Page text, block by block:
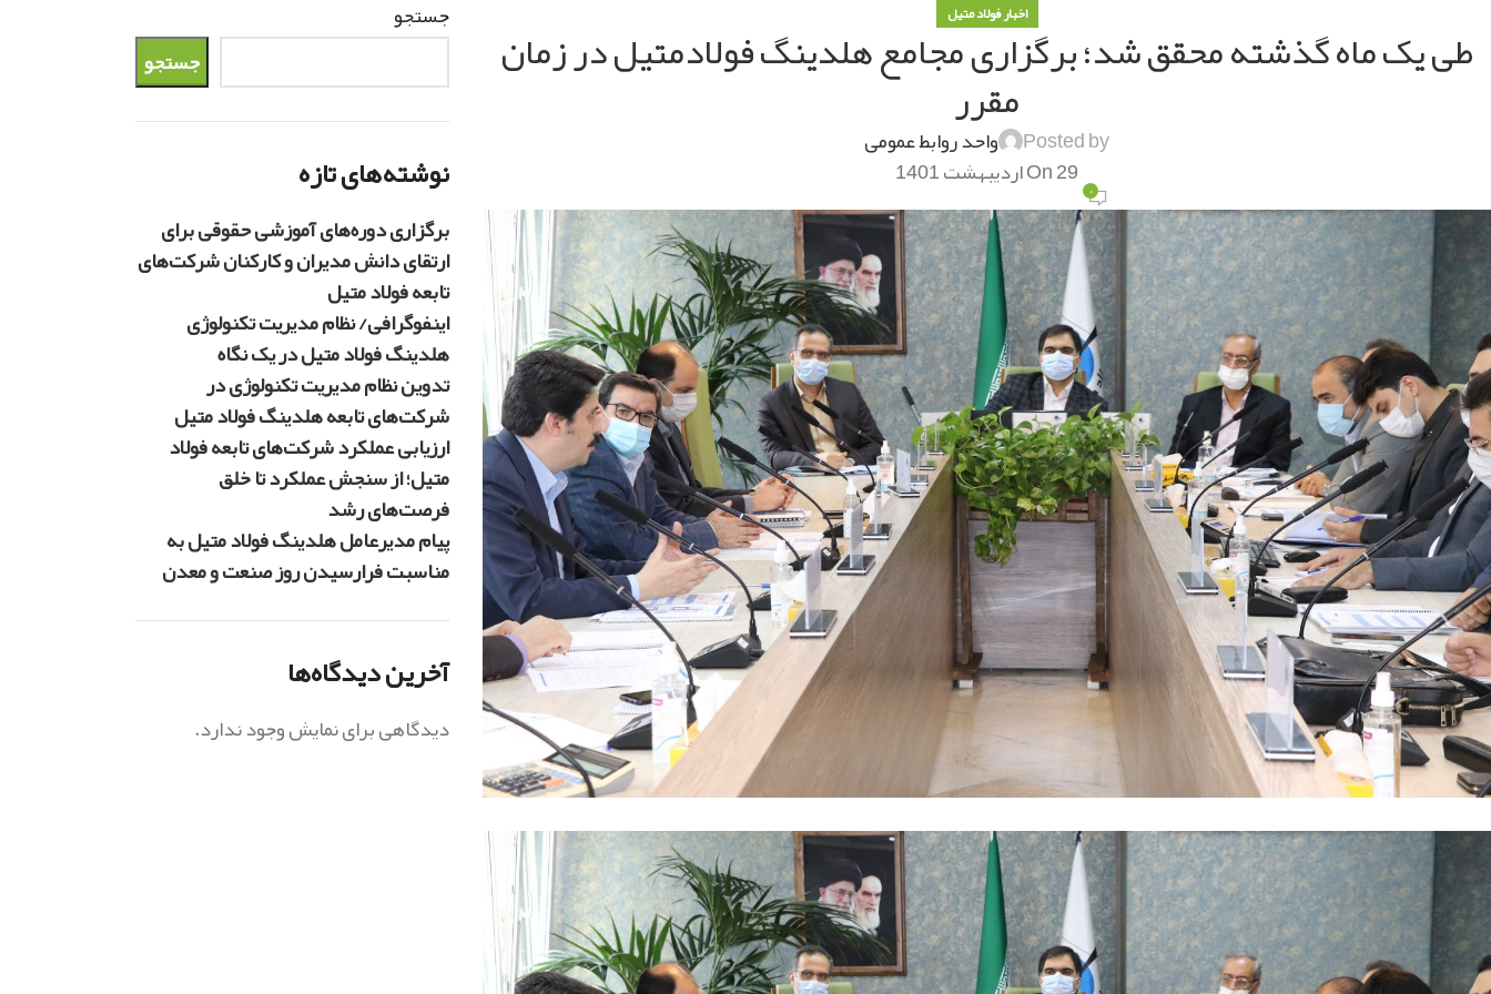
اخبار فولاد متیل
طی یک ماه گذشته محقق شد؛ برگزاری مجامع هلدینگ فولادمتیل در زمان
مقرر
Posted by واحد روابط عمومی
On 29 اردیبهشت 1401 ۰
جستجو
جستجو
نوشته‌های تازه
برگزاری دوره‌های آموزشی حقوقی برای
ارتقای دانش مدیران و کارکنان شرکت‌های
تابعه فولاد متیل
اینفوگرافی/ نظام مدیریت تکنولوژی
هلدینگ فولاد متیل در یک نگاه
تدوین نظام مدیریت تکنولوژی در
شرکت‌های تابعه هلدینگ فولاد متیل
ارزیابی عملکرد شرکت‌های تابعه فولاد
متیل؛ از سنجش عملکرد تا خلق
فرصت‌های رشد
پیام مدیرعامل هلدینگ فولاد متیل به
مناسبت فرارسیدن روز صنعت و معدن
آخرین دیدگاه‌ها
دیدگاهی برای نمایش وجود ندارد.